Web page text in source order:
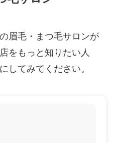
眉毛・まつ毛サロンが
をもっと知りたい人
してみてください。